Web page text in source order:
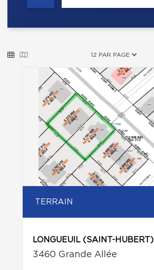
12 PAR PAGE
TERRAIN
LONGUEUIL (SAINT-HUBERT)
3460 Grande Allée